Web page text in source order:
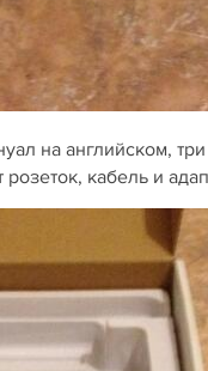
на английском,
кабель и